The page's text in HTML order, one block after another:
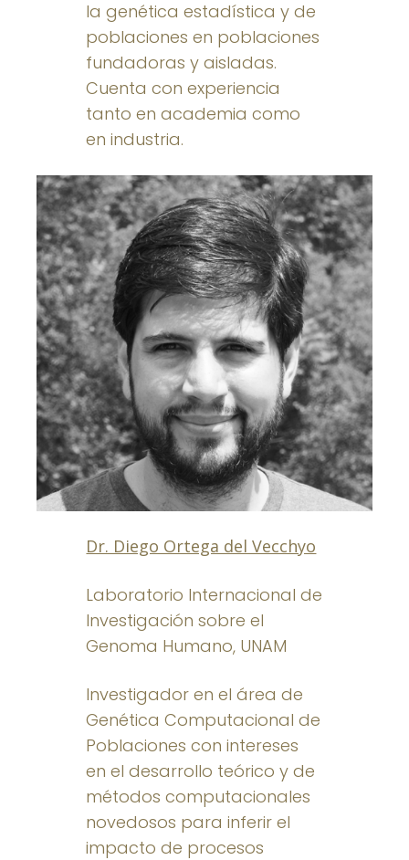
la genética estadística y de
poblaciones en poblaciones
fundadoras y aisladas.
Cuenta con experiencia
tanto en academia como
en industria.
Dr. Diego Ortega del Vecchyo
Laboratorio Internacional de
Investigación sobre el
Genoma Humano, UNAM
Investigador en el área de
Genética Computacional de
Poblaciones con intereses
en el desarrollo teórico y de
métodos computacionales
novedosos para inferir el
impacto de procesos